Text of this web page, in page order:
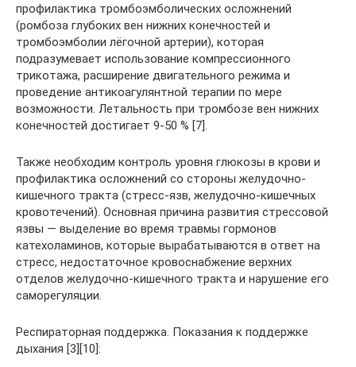
профилактика тромбоэмболических осложнений
(ромбоза глубоких вен нижних конечностей и
тромбоэмболии лёгочной артерии), которая
подразумевает использование компрессионного
трикотажа, расширение двигательного режима и
проведение антикоагулянтной терапии по мере
возможности. Летальность при тромбозе вен нижних
конечностей достигает 9-50 % [7].
Также необходим контроль уровня глюкозы в крови и
профилактика осложнений со стороны желудочно-
кишечного тракта (стресс-язв, желудочно-кишечных
кровотечений). Основная причина развития стрессовой
язвы — выделение во время травмы гормонов
катехоламинов, которые вырабатываются в ответ на
стресс, недостаточное кровоснабжение верхних
отделов желудочно-кишечного тракта и нарушение его
саморегуляции.
Респираторная поддержка. Показания к поддержке
дыхания [3][10]: